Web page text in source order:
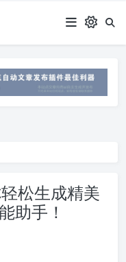
松生成精美
助手！